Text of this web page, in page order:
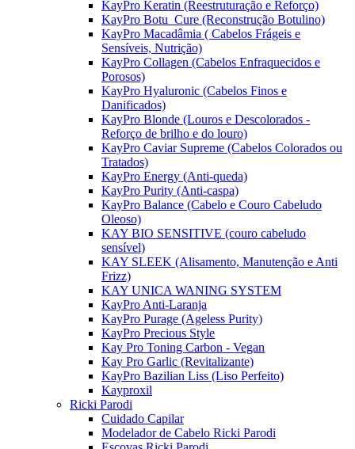
KayPro Keratin (Reestruturação e Reforço)
KayPro Botu_Cure (Reconstrução Botulino)
KayPro Macadâmia ( Cabelos Frágeis e
Sensíveis, Nutrição)
KayPro Collagen (Cabelos Enfraquecidos e
Porosos)
KayPro Hyaluronic (Cabelos Finos e
Danificados)
KayPro Blonde (Louros e Descolorados -
Reforço de brilho e do louro)
KayPro Caviar Supreme (Cabelos Colorados ou
Tratados)
KayPro Energy (Anti-queda)
KayPro Purity (Anti-caspa)
KayPro Balance (Cabelo e Couro Cabeludo
Oleoso)
KAY BIO SENSITIVE (couro cabeludo
sensível)
KAY SLEEK (Alisamento, Manutenção e Anti
Frizz)
KAY UNICA WANING SYSTEM
KayPro Anti-Laranja
KayPro Purage (Ageless Purity)
KayPro Precious Style
Kay Pro Toning Carbon - Vegan
Kay Pro Garlic (Revitalizante)
KayPro Bazilian Liss (Liso Perfeito)
Kayproxil
Ricki Parodi
Cuidado Capilar
Modelador de Cabelo Ricki Parodi